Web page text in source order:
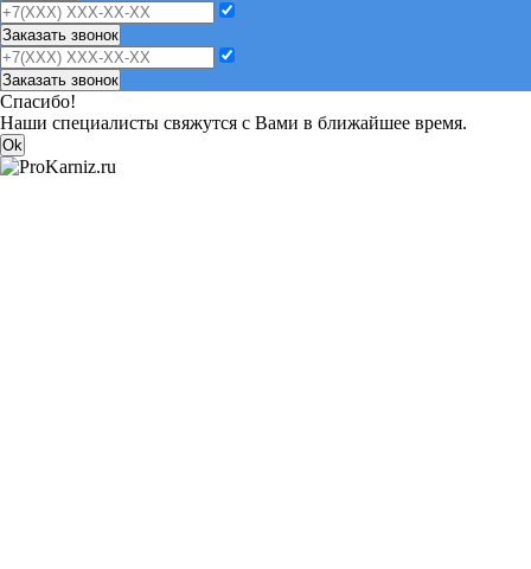
Заказать звонок
Заказать звонок
Спасибо!
Наши специалисты свяжутся с Вами в ближайшее время.
Ok